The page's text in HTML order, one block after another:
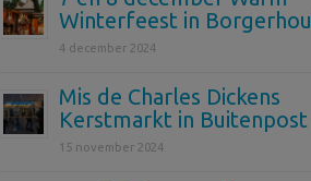
Winterfeest in
4 december 2024
Mis de Charles Dickens
Kerstmarkt in
15 november 2024